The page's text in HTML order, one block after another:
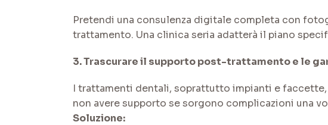
Pretendi una consulenza digitale completa con
trattamento. Una clinica seria adatterà il piano
3. Trascurare il supporto post-trattamento e le
I trattamenti dentali, soprattutto impianti e
non avere supporto se sorgono complicazioni una
Soluzione: